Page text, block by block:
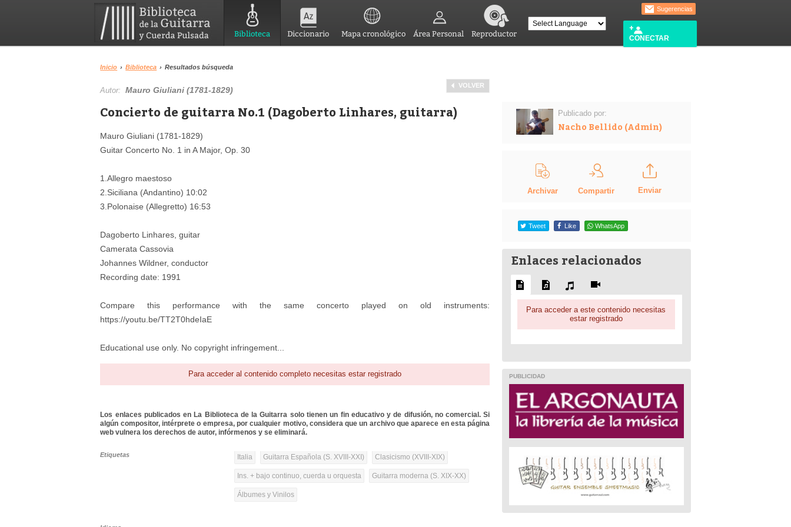
Biblioteca Diccionario Mapa cronológico Área Personal Reproductor
Sugerencias
CONECTAR
Inicio › Biblioteca › Resultados búsqueda
VOLVER
Autor:Mauro Giuliani (1781-1829)
Concierto de guitarra No.1 (Dagoberto Linhares, guitarra)
Mauro Giuliani (1781-1829)
Guitar Concerto No. 1 in A Major, Op. 30
1.Allegro maestoso
2.Siciliana (Andantino) 10:02
3.Polonaise (Allegretto) 16:53
Dagoberto Linhares, guitar
Camerata Cassovia
Johannes Wildner, conductor
Recording date: 1991
Compare this performance with the same concerto played on old instruments:
https://youtu.be/TT2T0hdeIaE
Educational use only. No copyright infringement...
Para acceder al contenido completo necesitas estar registrado
Los enlaces publicados en La Biblioteca de la Guitarra solo tienen un fin educativo y de difusión, no comercial. Si
algún compositor, intérprete o empresa, por cualquier motivo, considera que un archivo que aparece en esta página
web vulnera los derechos de autor, infórmenos y se eliminará.
Etiquetas Italia Guitarra Española (S. XVIII-XXI) Clasicismo (XVIII-XIX)
Ins. + bajo continuo, cuerda u orquesta Guitarra moderna (S. XIX-XX)
Álbumes y Vinilos
Publicado por:
Nacho Bellido (Admin)
Archivar Compartir Enviar
Tweet Like WhatsApp
Enlaces relacionados
Para acceder a este contenido necesitas
estar registrado
PUBLICIDAD